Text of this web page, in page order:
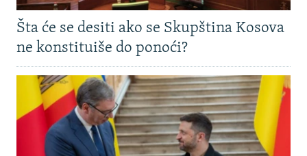
Šta će se desiti ako se Skupština Kosova
ne konstituiše do ponoći?